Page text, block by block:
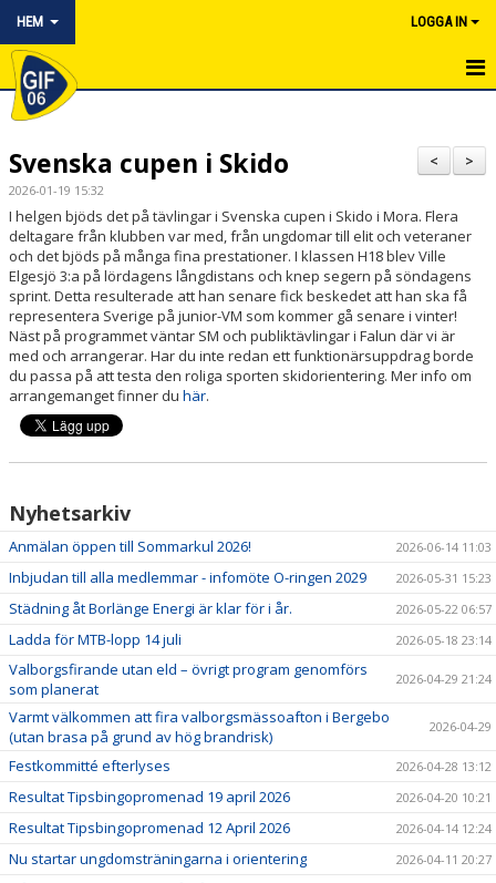
HEM LOGGA IN
HEM
NYHETER
OM KLUBBEN
KONTAKT
KALENDER
BILDGALLERI
BLI MEDLEM
>
<
Svenska cupen i Skido
2026-01-19 15:32
I helgen bjöds det på tävlingar i Svenska cupen i Skido i Mora. Flera
deltagare från klubben var med, från ungdomar till elit och veteraner
och det bjöds på många fina prestationer. I klassen H18 blev Ville
Elgesjö 3:a på lördagens långdistans och knep segern på söndagens
sprint. Detta resulterade att han senare fick beskedet att han ska få
representera Sverige på junior-VM som kommer gå senare i vinter!
Näst på programmet väntar SM och publiktävlingar i Falun där vi är
med och arrangerar. Har du inte redan ett funktionärsuppdrag borde
du passa på att testa den roliga sporten skidorientering. Mer info om
arrangemanget finner du här.
Nyhetsarkiv
Anmälan öppen till Sommarkul 2026! 2026-06-14 11:03
Inbjudan till alla medlemmar - infomöte O-ringen 2029 2026-05-31 15:23
Städning åt Borlänge Energi är klar för i år. 2026-05-22 06:57
Ladda för MTB-lopp 14 juli 2026-05-18 23:14
Valborgsfirande utan eld – övrigt program genomförs
som planerat
2026-04-29 21:24
Varmt välkommen att fira valborgsmässoafton i Bergebo
(utan brasa på grund av hög brandrisk)
2026-04-29
Festkommitté efterlyses 2026-04-28 13:12
Resultat Tipsbingopromenad 19 april 2026 2026-04-20 10:21
Resultat Tipsbingopromenad 12 April 2026 2026-04-14 12:24
Nu startar ungdomsträningarna i orientering 2026-04-11 20:27